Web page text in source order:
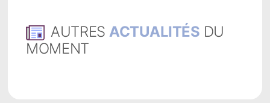
AUTRESACTUALITÉS DU
MOMENT